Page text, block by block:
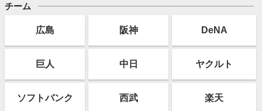
チーム
広島 阪神 DeNA
巨人 中日 ヤクルト
ソフトバンク 西武 楽天